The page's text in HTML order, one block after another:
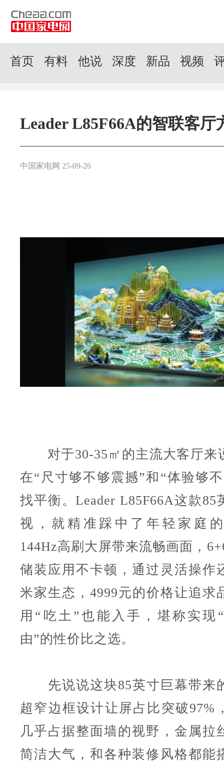
首页 有料 他说 深度 新品 视频
Leader L85F66A的智联客厅
中国家电网 25-09-26
对于30-35㎡的主流大客厅来
在“尺寸够不够震撼”和“体验够
找平衡。Leader L85F66A这款85
视，就精准踩中了年轻家庭
144Hz高刷大屏带来流畅画面，
储装应用不卡顿，通过灵活操作
米家生态，4999元的价格让追求
用“吃土”也能入手，堪称实现
由”的性价比之选。
先说说这块85英寸巨幕带来
超窄边框设计让屏占比突破97%
几乎占据整面墙的视野，金属拉
简洁大气，和各种装修风格都能